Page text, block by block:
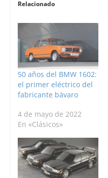
Relacionado
50 años del BMW 1602:
el primer eléctrico del
fabricante bávaro
4 de mayo de 2022
En «Clásicos»